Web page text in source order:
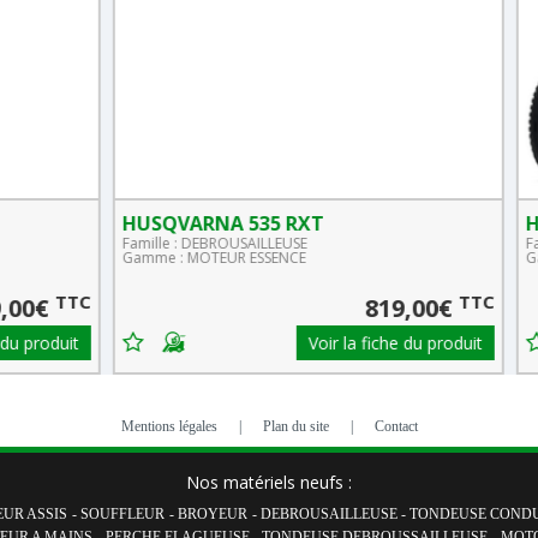
TTC 1 699,00€TTC
HUSQVARNA TS 138M
Famille : TONDEUSE CONDUCTEUR ASSIS
Gamme : AUTOPORTEE
Voir la fiche du produit
Mentions légales Plan du site Contact
Nos matériels neufs :
ASSIS - SOUFFLEUR - BROYEUR - DEBROUSAILLEUSE - TONDEUSE